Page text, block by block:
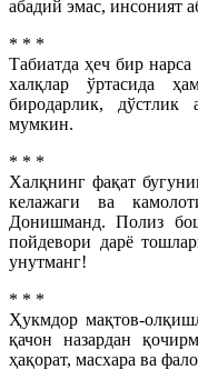
абадий эмас, инсоният
* * *
Табиатда ҳеч бир
халқлар ўртасида
биродарлик, дўстлик
мумкин.
* * *
Халқнинг фақат
келажаги ва
Донишманд. Полиз
пойдевори дарё
унутманг!
* * *
Ҳукмдор мақтов-
қачон назардан
ҳақорат, масхара ва